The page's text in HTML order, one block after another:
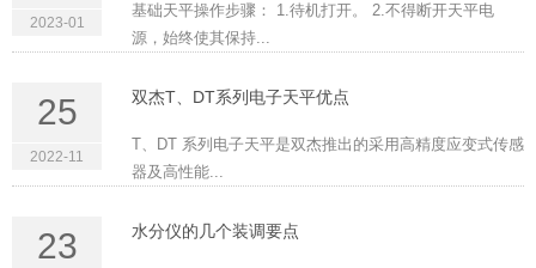
2023-01
基础天平操作步骤： 1.待机打开。 2.不得断开天平电
源，始终使其保持...
25
2022-11
双杰T、DT系列电子天平优点
T、DT 系列电子天平是双杰推出的采用高精度应变式传感
器及高性能...
23 水分仪的几个装调要点